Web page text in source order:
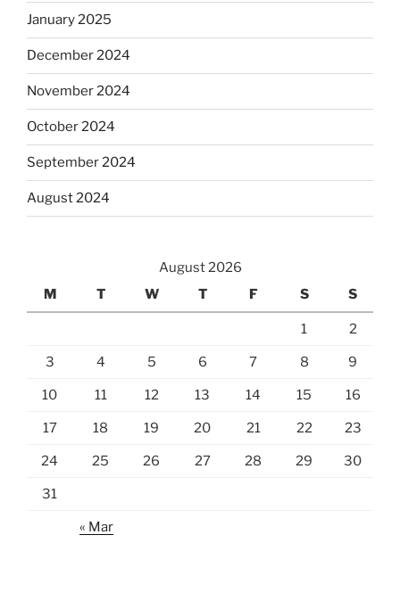
January 2025
December 2024
November 2024
October 2024
September 2024
August 2024
August 2026
M
T W T F S S
1 2
3 4 5 6 7 8 9
10 11 12 13 14 15 16
17 18 19 20 21 22 23
24 25 26 27 28 29 30
31
« Mar